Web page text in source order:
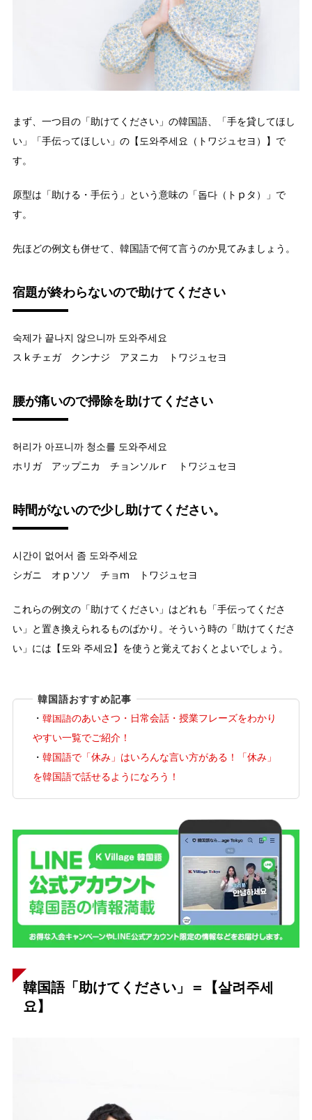
まず、一つ目の「助けてください」の韓国語、「手を貸してほし
い」「手伝ってほしい」の【도와주세요（トワジュセヨ）】で
す。
原型は「助ける・手伝う」という意味の「돕다（トｐタ）」で
す。
先ほどの例文も併せて、韓国語で何て言うのか見てみましょう。
宿題が終わらないので助けてください
숙제가 끝나지 않으니까 도와주세요
スｋチェガ クンナジ アヌニカ トワジュセヨ
腰が痛いので掃除を助けてください
허리가 아프니까 청소를 도와주세요
ホリガ アップニカ チョンソルｒ トワジュセヨ
時間がないので少し助けてください。
시간이 없어서 좀 도와주세요
シガニ オｐソソ チョｍ トワジュセヨ
これらの例文の「助けてください」はどれも「手伝ってくださ
い」と置き換えられるものばかり。そういう時の「助けてくださ
い」には【도와 주세요】を使うと覚えておくとよいでしょう。
韓国語おすすめ記事
・ 韓国語のあいさつ・日常会話・授業フレーズをわかり
やすい一覧でご紹介！
・ 韓国語で「休み」はいろんな言い方がある！「休み」
を韓国語で話せるようになろう！
韓国語「助けてください」＝【살려주세
요】